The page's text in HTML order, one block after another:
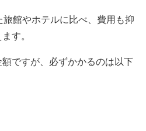
館やホテルに比べ、費用も抑
す。
ですが、必ずかかるのは以下